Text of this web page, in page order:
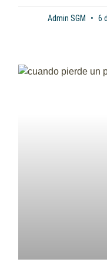
Admin SGM 6